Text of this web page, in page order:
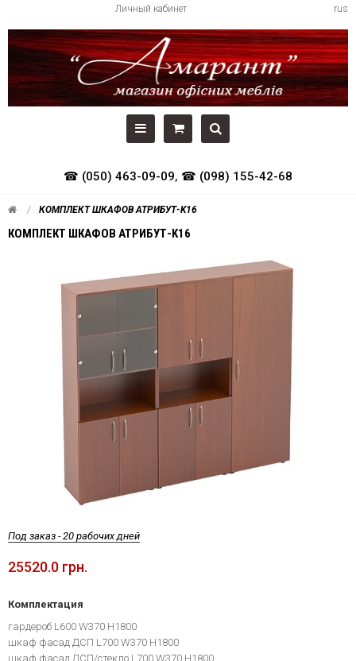
rus
Личный кабинет
☎ (050) 463-09-09, ☎ (098) 155-42-68
КОМПЛЕКТ ШКАФОВ АТРИБУТ-K16
КОМПЛЕКТ ШКАФОВ АТРИБУТ-K16
Под заказ - 20 рабочих дней
25520.0 грн.
Комплектация
гардероб L600 W370 H1800
шкаф фасад ДСП L700 W370 H1800
шкаф фасад ДСП/стекло L700 W370 H1800